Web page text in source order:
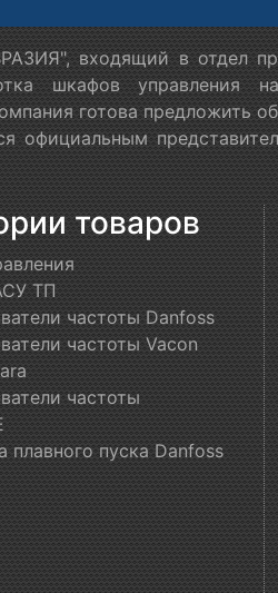
входящий в отдел
шкафов управления
готова предложить
товаров
ТП
частоты Danfoss
частоты Vacon
частоты
плавного пуска Danfoss